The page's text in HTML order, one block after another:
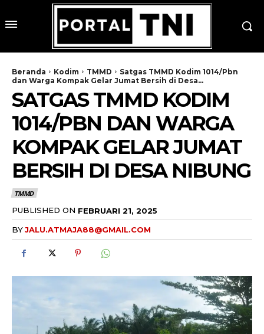
Beranda Kodim TMMD
Satgas TMMD Kodim 1014/Pbn
dan Warga Kompak Gelar Jumat Bersih di Desa...
SATGAS TMMD KODIM
1014/PBN DAN WARGA
KOMPAK GELAR JUMAT
BERSIH DI DESA NIBUNG
TMMD
PUBLISHED ON FEBRUARI 21, 2025
BYJALU.ATMAJA88@GMAIL.COM